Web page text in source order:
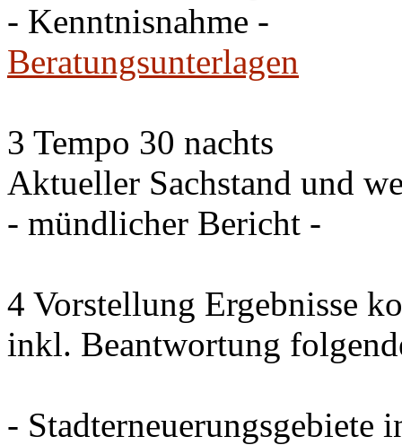
- Kenntnisnahme -
Beratungsunterlagen
3 Tempo 30 nachts
Aktueller Sachstand und
- mündlicher Bericht -
4 Vorstellung Ergebnisse
inkl. Beantwortung
- Stadterneuerungsgebiete